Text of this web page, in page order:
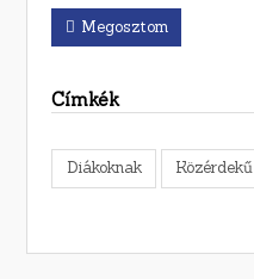
Megosztom
Címkék
Diákoknak Közérdekű